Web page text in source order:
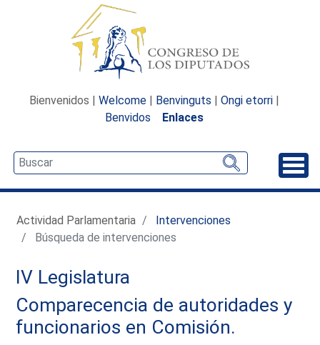
Bienvenidos | Welcome | Benvinguts | Ongi etorri |
Benvidos
Enlaces
Actividad Parlamentaria
Intervenciones
Búsqueda de intervenciones
IV Legislatura
Comparecencia de autoridades y
funcionarios en Comisión.